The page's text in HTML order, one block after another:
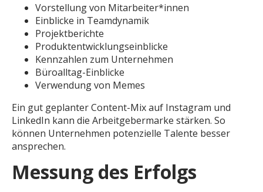
Vorstellung von Mitarbeiter*innen
Einblicke in Teamdynamik
Projektberichte
Produktentwicklungseinblicke
Kennzahlen zum Unternehmen
Büroalltag-Einblicke
Verwendung von Memes
Ein gut geplanter Content-Mix auf Instagram und
LinkedIn kann die Arbeitgebermarke stärken. So
können Unternehmen potenzielle Talente besser
ansprechen.
Messung des Erfolgs